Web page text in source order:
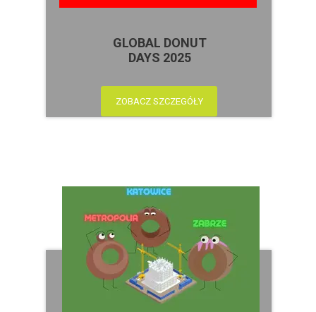
ZOBACZ SZCZEGÓŁY
GLOBAL DONUT
DAYS 2025